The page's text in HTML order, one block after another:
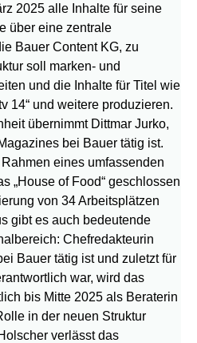
2025 alle Inhalte für seine
über eine zentrale
Bauer Content KG, zu
soll marken- und
und die Inhalte für Titel wie
14“ und weitere produzieren.
übernimmt Dittmar Jurko,
bei Bauer tätig ist.
eines umfassenden
„House of Food“ geschlossen
von 34 Arbeitsplätzen
gibt es auch bedeutende
Chefredakteurin
Bauer tätig ist und zuletzt für
war, wird das
bis Mitte 2025 als Beraterin
in der neuen Struktur
verlässt das